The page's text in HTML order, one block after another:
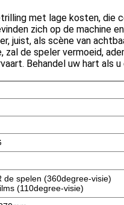
met lage kosten, die
zich op de machine
juist, als scène van
de speler vermoeid,
Behandel uw hart als u
de spelen (360degree-visie)
(110degree-visie)